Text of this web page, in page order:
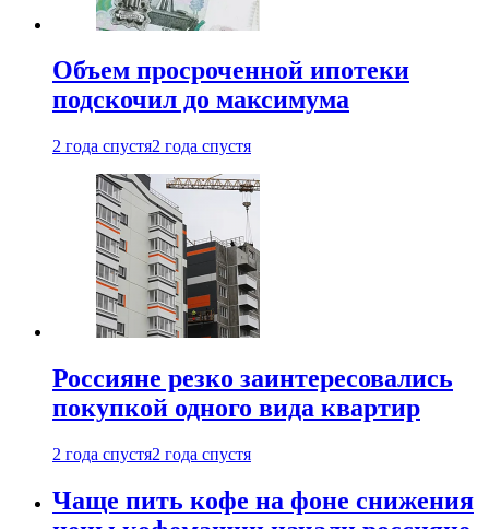
Объем просроченной ипотеки
подскочил до максимума
2 года спустя2 года спустя
Россияне резко заинтересовались
покупкой одного вида квартир
2 года спустя2 года спустя
Чаще пить кофе на фоне снижения